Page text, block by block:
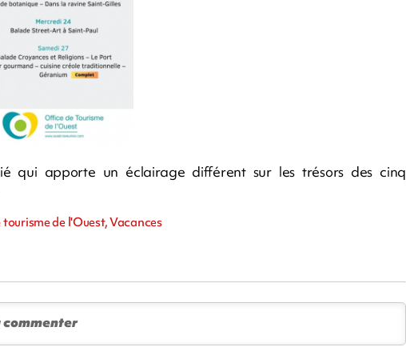
qui apporte un éclairage différent sur les trésors des cinq
de l'Ouest, Vacances